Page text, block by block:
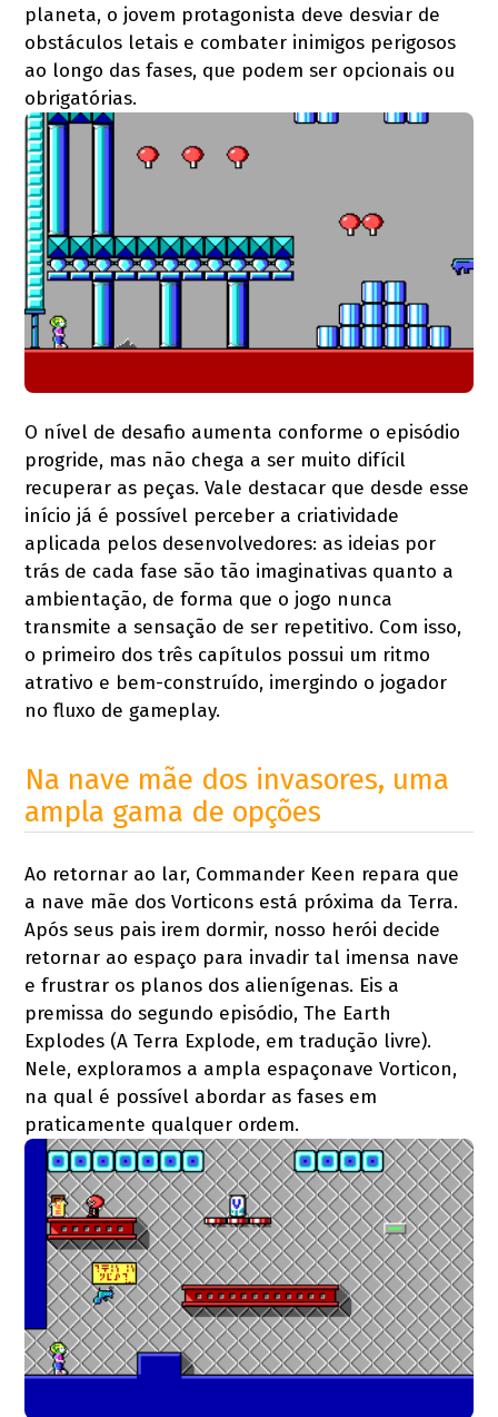
planeta, o jovem protagonista deve desviar de
obstáculos letais e combater inimigos perigosos
ao longo das fases, que podem ser opcionais ou
obrigatórias.
O nível de desafio aumenta conforme o episódio
progride, mas não chega a ser muito difícil
recuperar as peças. Vale destacar que desde esse
início já é possível perceber a criatividade
aplicada pelos desenvolvedores: as ideias por
trás de cada fase são tão imaginativas quanto a
ambientação, de forma que o jogo nunca
transmite a sensação de ser repetitivo. Com isso,
o primeiro dos três capítulos possui um ritmo
atrativo e bem-construído, imergindo o jogador
no fluxo de gameplay.
Na nave mãe dos invasores, uma
ampla gama de opções
Ao retornar ao lar, Commander Keen repara que
a nave mãe dos Vorticons está próxima da Terra.
Após seus pais irem dormir, nosso herói decide
retornar ao espaço para invadir tal imensa nave
e frustrar os planos dos alienígenas. Eis a
premissa do segundo episódio, The Earth
Explodes (A Terra Explode, em tradução livre).
Nele, exploramos a ampla espaçonave Vorticon,
na qual é possível abordar as fases em
praticamente qualquer ordem.